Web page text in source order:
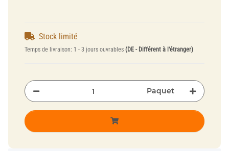
Stock limité
Temps de livraison: 1 - 3 jours ouvrables (DE - Différent à l'étranger)
Paquet